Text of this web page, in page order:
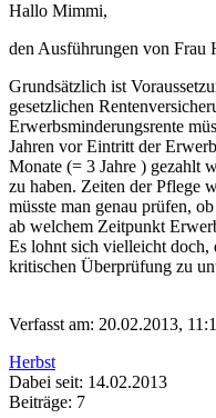
Hallo Mimmi,
den Ausführungen von Frau
Grundsätzlich ist
gesetzlichen
Erwerbsminderungsrente
Jahren vor Eintritt der
Monate (= 3 Jahre ) gezahlt
zu haben. Zeiten der Pflege
müsste man genau prüfen,
ab welchem Zeitpunkt
Es lohnt sich vielleicht
kritischen Überprüfung zu
Verfasst am: 20.02.2013,
Herbst
Dabei seit: 14.02.2013
Beiträge: 7